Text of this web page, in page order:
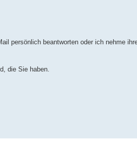
persönlich beantworten oder ich nehme
die Sie haben.